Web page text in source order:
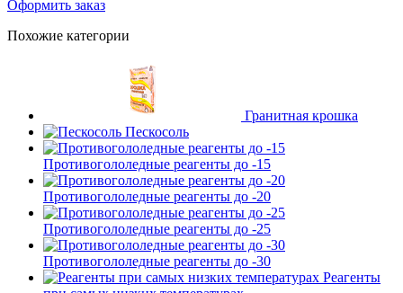
Оформить заказ
Похожие категории
Гранитная крошка
Пескосоль
Противогололедные реагенты до -15
Противогололедные реагенты до -20
Противогололедные реагенты до -25
Противогололедные реагенты до -30
Реагенты